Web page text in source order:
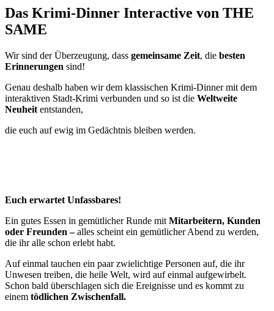
Das Krimi-Dinner Interactive von THE
SAME
Wir sind der Überzeugung, dass gemeinsame Zeit, die besten
Erinnerungen sind!
Genau deshalb haben wir dem klassischen Krimi-Dinner mit dem
interaktiven Stadt-Krimi verbunden und so ist die Weltweite
Neuheit entstanden,
die euch auf ewig im Gedächtnis bleiben werden.
Euch erwartet Unfassbares!
Ein gutes Essen in gemütlicher Runde mit Mitarbeitern, Kunden
oder Freunden –alles scheint ein gemütlicher Abend zu werden,
die ihr alle schon erlebt habt.
Auf einmal tauchen ein paar zwielichtige Personen auf, die ihr
Unwesen treiben, die heile Welt, wird auf einmal aufgewirbelt.
Schon bald überschlagen sich die Ereignisse und es kommt zu
einem tödlichen Zwischenfall.